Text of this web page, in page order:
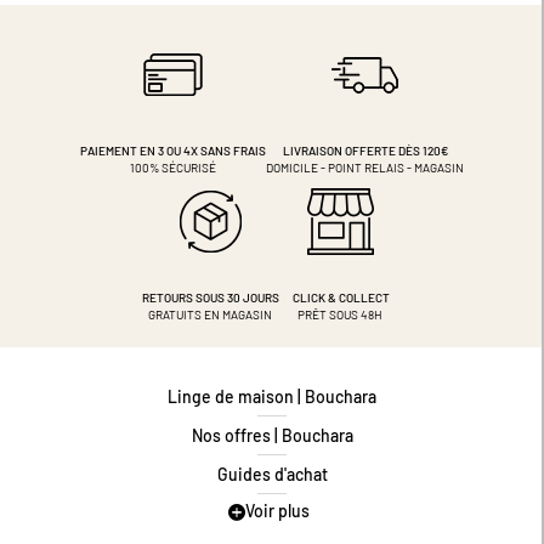
PAIEMENT EN 3 OU 4XSANS FRAIS
100% SÉCURISÉ
LIVRAISON OFFERTE DÈS 120€
DOMICILE - POINT RELAIS - MAGASIN
RETOURS SOUS 30 JOURS
GRATUITS EN MAGASIN
CLICK & COLLECT
PRÊT SOUS 48H
Linge de maison | Bouchara
Nos offres | Bouchara
Guides d'achat
Guide des tailles
Voir plus